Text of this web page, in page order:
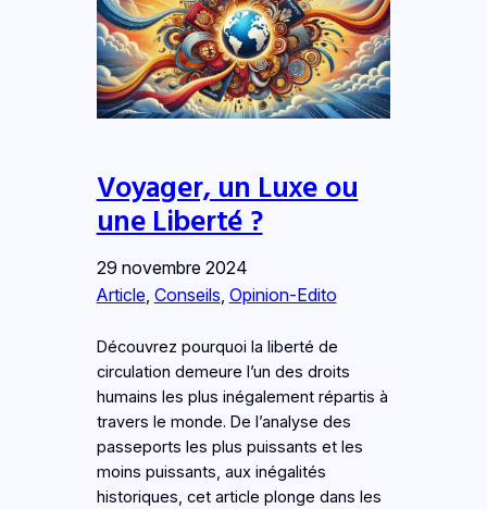
Voyager, un Luxe ou
une Liberté ?
29 novembre 2024
Article, Conseils Opinion-Edito
Découvrez pourquoi la liberté de
circulation demeure l’un des droits
humains les plus inégalement répartis à
travers le monde. De l’analyse des
passeports les plus puissants et les
moins puissants, aux inégalités
historiques, cet article plonge dans les